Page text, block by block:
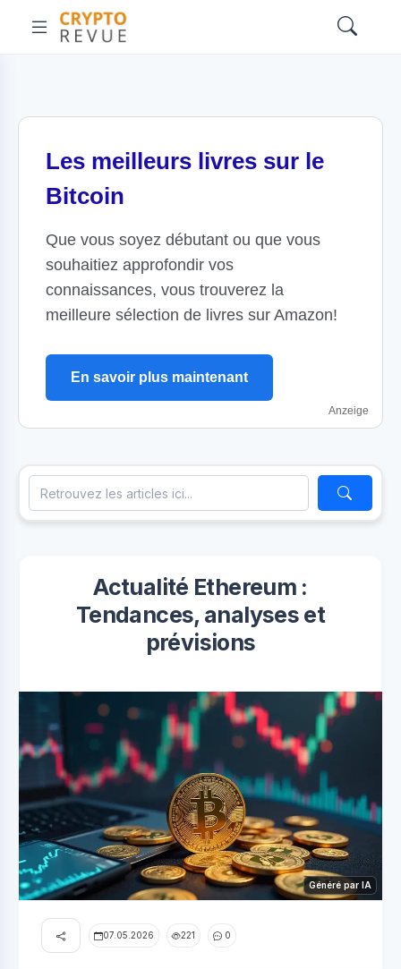
Les meilleurs livres sur le
Bitcoin
Que vous soyez débutant ou que vous
souhaitiez approfondir vos
connaissances, vous trouverez la
meilleure sélection de livres sur Amazon!
En savoir plus maintenant
Anzeige
Actualité Ethereum :
Tendances, analyses et
prévisions
Généré par IA
07.05.2026 221 0